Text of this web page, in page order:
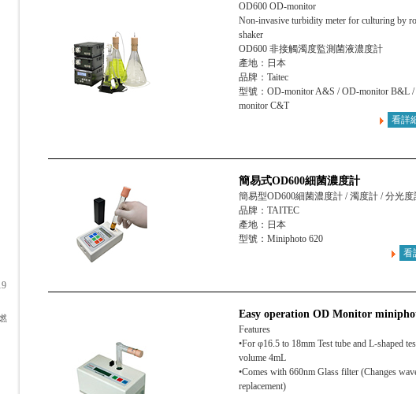
OD600 OD-monitor
Non-invasive turbidity meter for culturing by
shaker
OD600 非接觸濁度監測菌液濃度計
產地：日本
品牌：Taitec
型號：OD-monitor A&S / OD-monitor B&L
monitor C&T
看詳
簡易式OD600細菌濃度計
簡易型OD600細菌濃度計 / 濁度計 / 分光度
品牌：TAITEC
產地：日本
型號：Miniphoto 620
看
Easy operation OD Monitor
Features
•For φ16.5 to 18mm Test tube and L-shaped
volume 4mL
•Comes with 660nm Glass filter (Changes
replacement)